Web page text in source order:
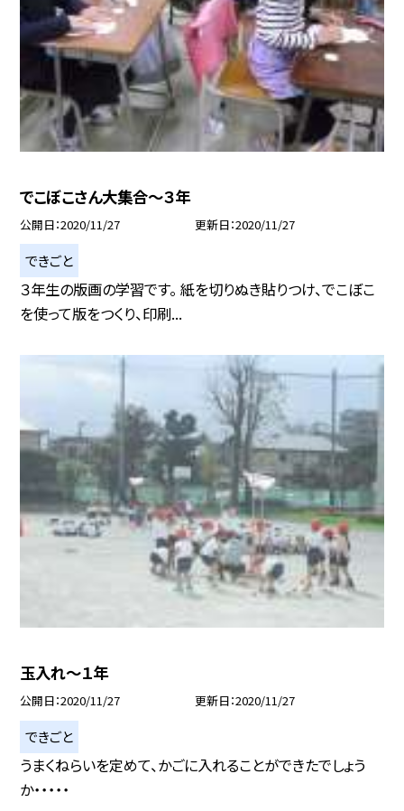
でこぼこさん大集合〜３年
公開日 2020/11/27 更新日 2020/11/27
できごと
３年生の版画の学習です。 紙を切りぬき貼りつけ、でこぼこ
を使って版をつくり、印刷...
玉入れ〜１年
公開日 2020/11/27 更新日 2020/11/27
できごと
うまくねらいを定めて、かごに入れることができたでしょう
か・・・・・